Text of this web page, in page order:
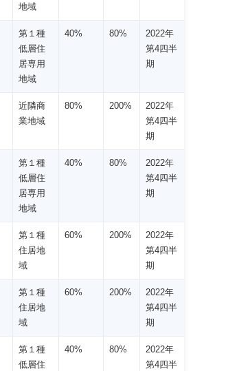
地域
第１種
低層住
居専用
地域
40% 80%
2022年
第4四半
期
近隣商
業地域
80% 200%
2022年
第4四半
期
第１種
低層住
居専用
地域
40% 80%
2022年
第4四半
期
第１種
住居地
域
60% 200%
2022年
第4四半
期
第１種
住居地
域
60% 200%
2022年
第4四半
期
第１種
低層住
40% 80%
2022年
第4四半